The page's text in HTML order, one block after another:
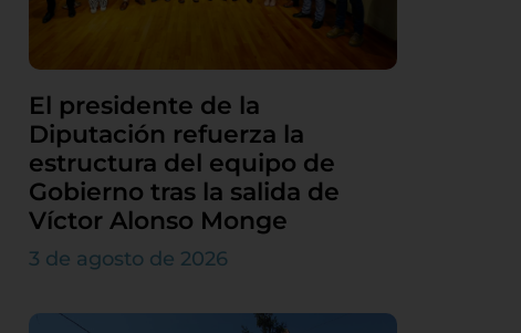
El presidente de la
Diputación refuerza la
estructura del equipo de
Gobierno tras la salida de
Víctor Alonso Monge
3 de agosto de 2026